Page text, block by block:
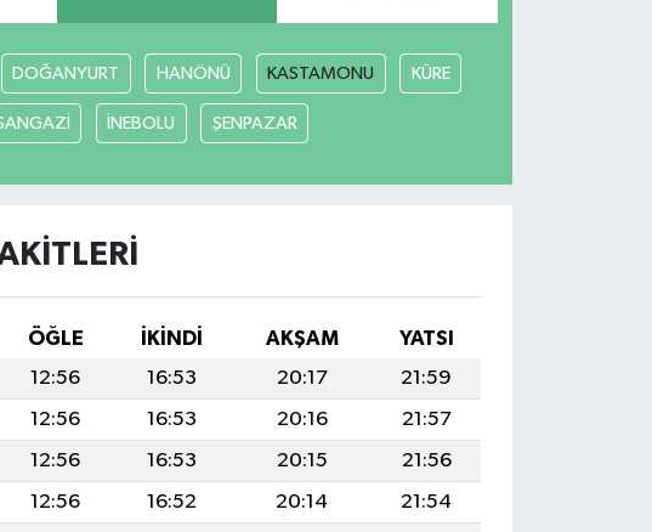
DOĞANYURT HANÖNÜ KASTAMONU KÜRE
İNEBOLU ŞENPAZAR
ÖĞLE İKINDI AKŞAM
YATSI
12:56 16:53 20:17
21:59
12:56 16:53 20:16
21:57
12:56 16:53 20:15
21:56
12:56 16:52 20:14
21:54